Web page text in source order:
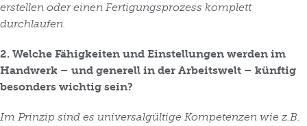
erstellen oder einen Fertigungsprozess komplett
durchlaufen.
2. Welche Fähigkeiten und Einstellungen werden im
Handwerk – und generell in der Arbeitswelt – künftig
besonders wichtig sein?
Im Prinzip sind es universalgültige Kompetenzen wie z.B.